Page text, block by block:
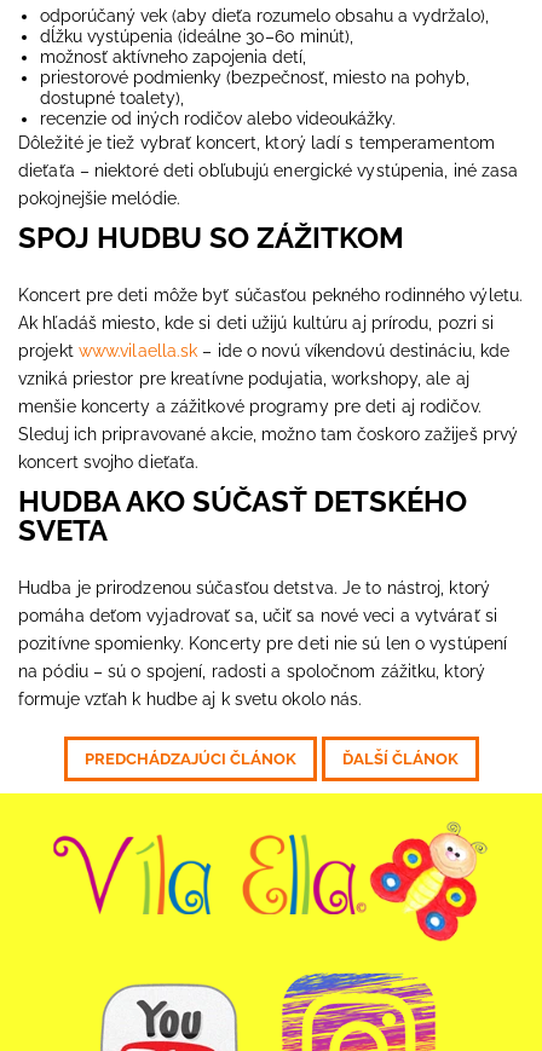
odporúčaný vek (aby dieťa rozumelo obsahu a vydržalo),
dĺžku vystúpenia (ideálne 30–60 minút),
možnosť aktívneho zapojenia detí,
priestorové podmienky (bezpečnosť, miesto na pohyb,
dostupné toalety),
recenzie od iných rodičov alebo videoukážky.
Dôležité je tiež vybrať koncert, ktorý ladí s temperamentom
dieťaťa – niektoré deti obľubujú energické vystúpenia, iné zasa
pokojnejšie melódie.
SPOJ HUDBU SO ZÁŽITKOM
Koncert pre deti môže byť súčasťou pekného rodinného výletu.
Ak hľadáš miesto, kde si deti užijú kultúru aj prírodu, pozri si
projekt www.vilaella.sk – ide o novú víkendovú destináciu, kde
vzniká priestor pre kreatívne podujatia, workshopy, ale aj
menšie koncerty a zážitkové programy pre deti aj rodičov.
Sleduj ich pripravované akcie, možno tam čoskoro zažiješ prvý
koncert svojho dieťaťa.
HUDBA AKO SÚČASŤ DETSKÉHO
SVETA
Hudba je prirodzenou súčasťou detstva. Je to nástroj, ktorý
pomáha deťom vyjadrovať sa, učiť sa nové veci a vytvárať si
pozitívne spomienky. Koncerty pre deti nie sú len o vystúpení
na pódiu – sú o spojení, radosti a spoločnom zážitku, ktorý
formuje vzťah k hudbe aj k svetu okolo nás.
PREDCHÁDZAJÚCI ČLÁNOK ĎALŠÍ ČLÁNOK